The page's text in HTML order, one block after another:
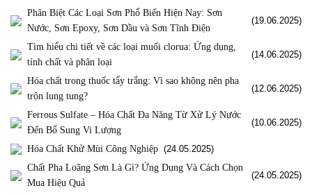
Phân Biệt Các Loại Sơn Phổ Biến Hiện Nay: Sơn
Nước, Sơn Epoxy, Sơn Dầu và Sơn Tĩnh Điện
(19.06.2025)
Tìm hiểu chi tiết về các loại muối clorua: Ứng dụng,
tính chất và phân loại
(14.06.2025)
Hóa chất trong thuốc tẩy trắng: Vì sao không nên pha
trộn lung tung?
(12.06.2025)
Ferrous Sulfate – Hóa Chất Đa Năng Từ Xử Lý Nước
Đến Bổ Sung Vi Lượng
(10.06.2025)
Hóa Chất Khử Mùi Công Nghiệp (24.05.2025)
Chất Pha Loãng Sơn Là Gì? Ứng Dụng Và Cách Chọn
Mua Hiệu Quả
(24.05.2025)